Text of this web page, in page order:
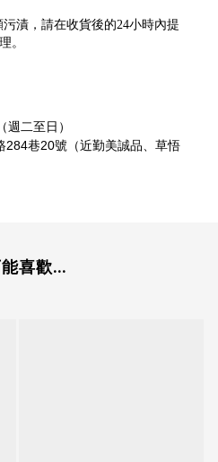
漬，請在收貨後的24小時內提
。
（週二至日）
284巷20號（近勤美誠品、草悟
喜歡...